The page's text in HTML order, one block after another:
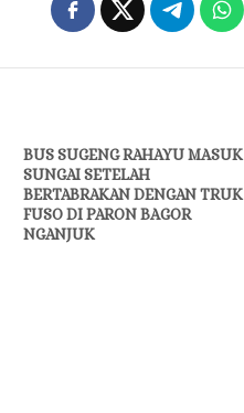
BUS SUGENG RAHAYU MASUK
SUNGAI SETELAH
BERTABRAKAN DENGAN TRUK
FUSO DI PARON BAGOR
NGANJUK